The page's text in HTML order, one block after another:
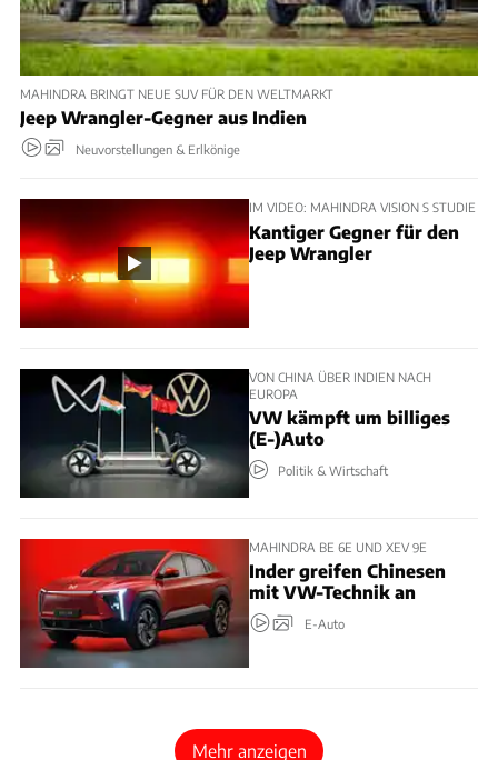
MAHINDRA BRINGT NEUE SUV FÜR DEN WELTMARKT
Jeep Wrangler-Gegner aus Indien
Neuvorstellungen & Erlkönige
IM VIDEO: MAHINDRA VISION S STUDIE
Kantiger Gegner für den
Jeep Wrangler
VON CHINA ÜBER INDIEN NACH
EUROPA
VW kämpft um billiges
(E-)Auto
Politik & Wirtschaft
MAHINDRA BE 6E UND XEV 9E
Inder greifen Chinesen
mit VW-Technik an
E-Auto
Mehr anzeigen